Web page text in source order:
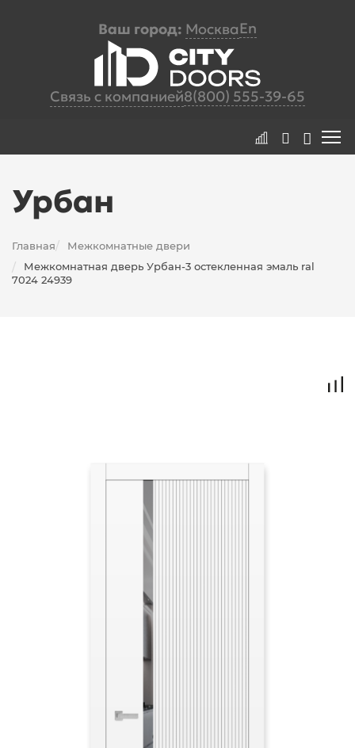
Ваш город: МоскваEn
Связь с компанией8(800) 555-39-65
Урбан
Главная/ Межкомнатные двери
/
Межкомнатная дверь Урбан-3 остекленная эмаль ral
7024 24939